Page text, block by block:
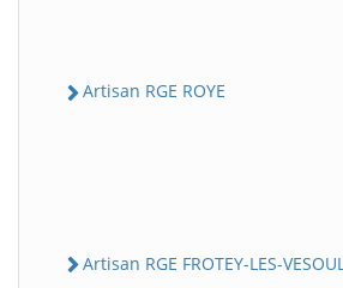
Artisan RGE ROYE
Artisan RGE FROTEY-LES-VESOUL